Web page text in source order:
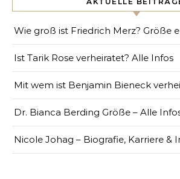
Wie groß ist Friedrich Merz? Größe
Ist Tarik Rose verheiratet? Alle Infos
Mit wem ist Benjamin Bieneck
Dr. Bianca Berding Größe – Alle
Nicole Johag – Biografie, Karriere &